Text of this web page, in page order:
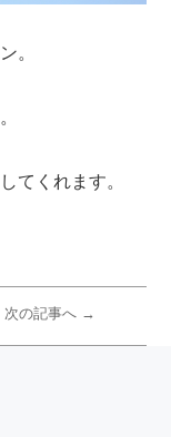
。
てくれます。
次の記事へ →